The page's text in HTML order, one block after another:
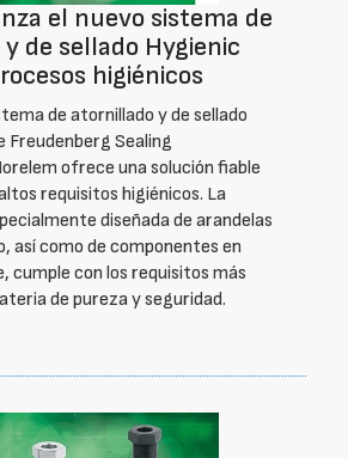
el nuevo sistema de
de sellado Hygienic
higiénicos
de atornillado y de sellado
Freudenberg Sealing
ofrece una solución fiable
requisitos higiénicos. La
diseñada de arandelas
así como de componentes en
cumple con los requisitos más
de pureza y seguridad.